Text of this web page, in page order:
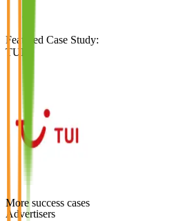
Featured Case Study:
TUI
More success cases
Advertisers